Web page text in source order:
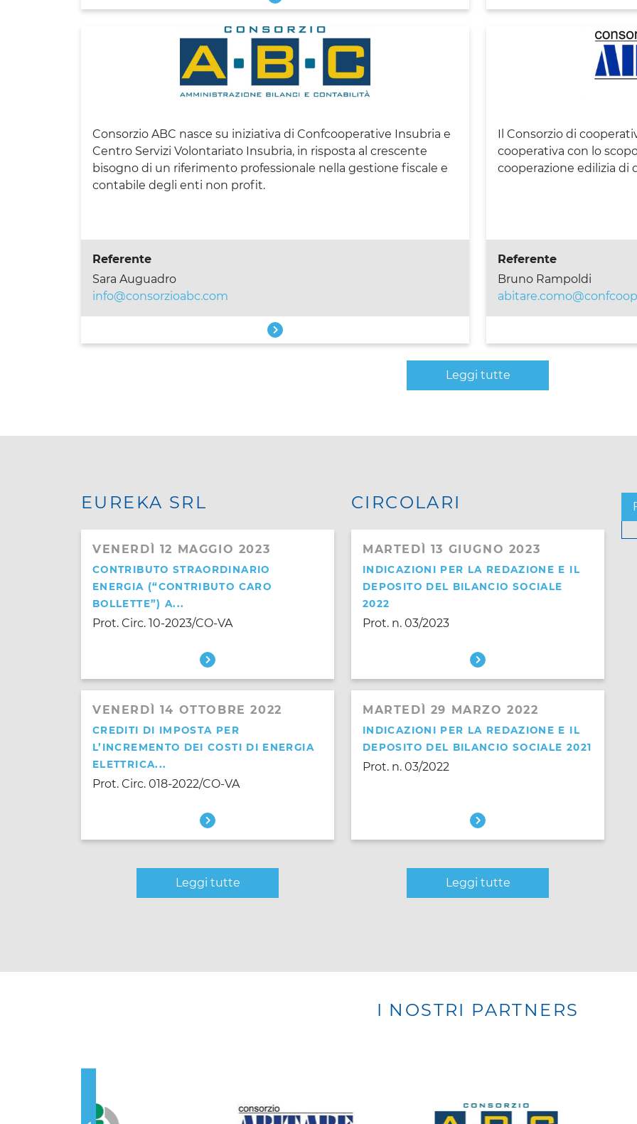
Consorzio ABC nasce su iniziativa di Confcooperative Insubria e
Centro Servizi Volontariato Insubria, in risposta al crescente
bisogno di un riferimento professionale nella gestione fiscale e
contabile degli enti non profit.
Referente
Sara Auguadro
info@consorzioabc.com
Il Consorzio di
cooperativa con lo
cooperazione edilizia di
Referente
Bruno Rampoldi
Leggi tutte
EUREKA SRL
VENERDÌ 12 MAGGIO 2023
CONTRIBUTO STRAORDINARIO
ENERGIA (“CONTRIBUTO CARO
BOLLETTE”) A...
Prot. Circ. 10-2023/CO-VA
VENERDÌ 14 OTTOBRE 2022
CREDITI DI IMPOSTA PER
L’INCREMENTO DEI COSTI DI ENERGIA
ELETTRICA...
Prot. Circ. 018-2022/CO-VA
Leggi tutte
CIRCOLARI
MARTEDÌ 13 GIUGNO 2023
INDICAZIONI PER LA REDAZIONE E IL
DEPOSITO DEL BILANCIO SOCIALE
2022
Prot. n. 03/2023
MARTEDÌ 29 MARZO 2022
INDICAZIONI PER LA REDAZIONE E IL
DEPOSITO DEL BILANCIO SOCIALE 2021
Prot. n. 03/2022
Leggi tutte
I NOSTRI PARTNERS